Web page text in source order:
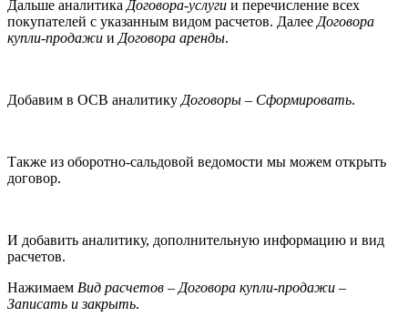
Дальше аналитика Договора-услуги и перечисление всех
покупателей с указанным видом расчетов. Далее Договора
купли-продажи и Договора аренды.
Добавим в ОСВ аналитику Договоры – Сформировать.
Также из оборотно-сальдовой ведомости мы можем открыть
договор.
И добавить аналитику, дополнительную информацию и вид
расчетов.
Нажимаем Вид расчетов – Договора купли-продажи –
Записать и закрыть.